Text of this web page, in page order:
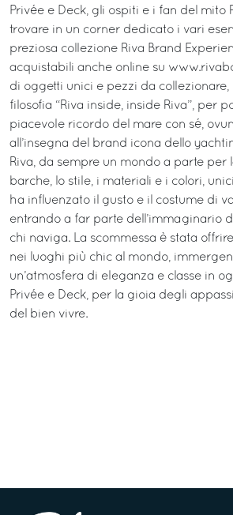
Privée e Deck, gli ospiti e i fan del mito
trovare in un corner dedicato i vari
preziosa collezione Riva Brand
acquistabili anche online su
di oggetti unici e pezzi da collezionare,
filosofia “Riva inside, inside Riva”, per
piacevole ricordo del mare con sé,
all’insegna del brand icona dello
Riva, da sempre un mondo a parte per
barche, lo stile, i materiali e i colori,
ha influenzato il gusto e il costume di
entrando a far parte dell’immaginario
chi naviga. La scommessa è stata
nei luoghi più chic al mondo,
un’atmosfera di eleganza e classe in
Privée e Deck, per la gioia degli
del bien vivre.